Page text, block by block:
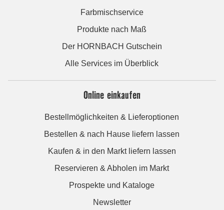
Farbmischservice
Produkte nach Maß
Der HORNBACH Gutschein
Alle Services im Überblick
Online einkaufen
Bestellmöglichkeiten & Lieferoptionen
Bestellen & nach Hause liefern lassen
Kaufen & in den Markt liefern lassen
Reservieren & Abholen im Markt
Prospekte und Kataloge
Newsletter